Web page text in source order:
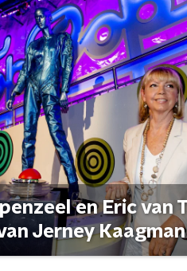
en Eric van
Jerney Kaagman